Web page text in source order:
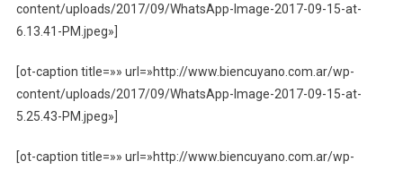
content/uploads/2017/09/WhatsApp-Image-2017-09-15-at-
6.13.41-PM.jpeg»]
[ot-caption title=»» url=»http://www.biencuyano.com.ar/wp-
content/uploads/2017/09/WhatsApp-Image-2017-09-15-at-
5.25.43-PM.jpeg»]
[ot-caption title=»» url=»http://www.biencuyano.com.ar/wp-